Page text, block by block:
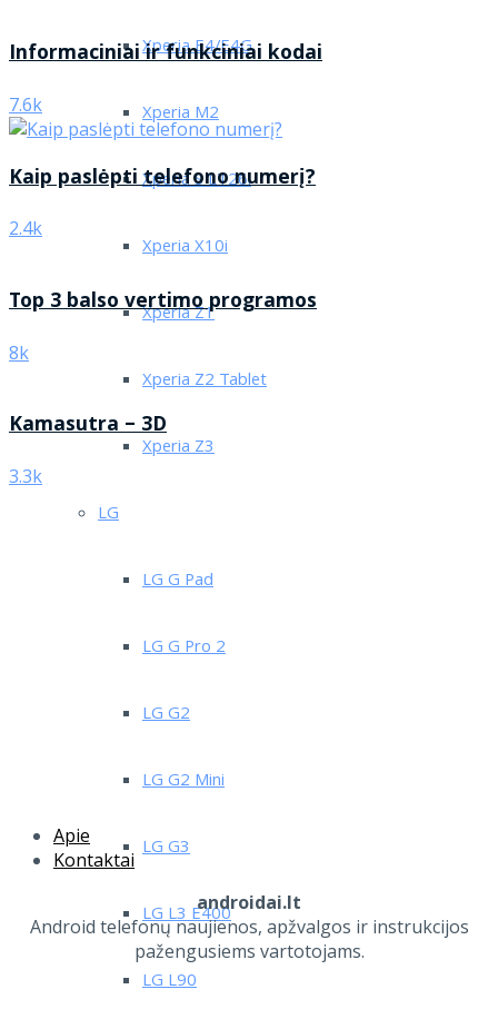
Xperia E4/E4G
Xperia M2
Xperia S LT26i
Xperia X10i
Xperia Z1
Xperia Z2 Tablet
Xperia Z3
LG
LG G Pad
LG G Pro 2
LG G2
LG G2 Mini
LG G3
LG L3 E400
LG L90
Informaciniai ir funkciniai kodai
7.6k
Kaip paslėpti telefono numerį?
2.4k
Top 3 balso vertimo programos
8k
Kamasutra – 3D
3.3k
Apie
Kontaktai
androidai.lt
Android telefonų naujienos, apžvalgos ir instrukcijos
pažengusiems vartotojams.